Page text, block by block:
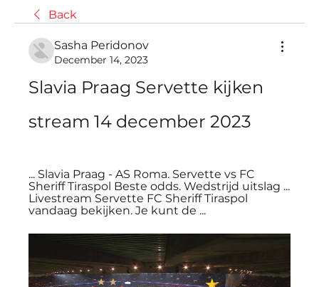
Back
Sasha Peridonov
December 14, 2023
Slavia Praag Servette kijken
stream 14 december 2023
... Slavia Praag - AS Roma. Servette vs FC
Sheriff Tiraspol Beste odds. Wedstrijd uitslag ...
Livestream Servette FC Sheriff Tiraspol
vandaag bekijken. Je kunt de ...